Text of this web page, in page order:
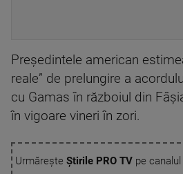
Preşedintele american
reale” de prelungire a
cu Gamas în războiul din
în vigoare vineri în zori.
Urmărește Știrile PRO TVpe canalul